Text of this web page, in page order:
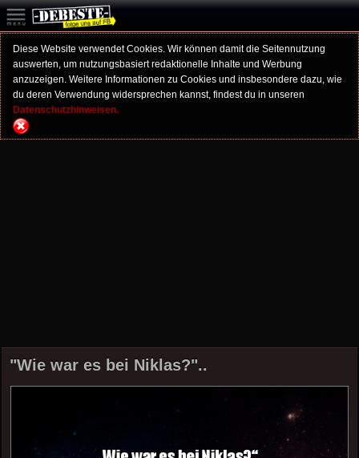
Diese Website verwendet Cookies. Wir können damit die Seitennutzung
auswerten, um nutzungsbasiert redaktionelle Inhalte und Werbung
anzuzeigen. Weitere Informationen zu Cookies und insbesondere dazu, wie
du deren Verwendung widersprechen kannst, findest du in unseren
Datenschutzhinweisen.
"Wie war es bei Niklas?"..